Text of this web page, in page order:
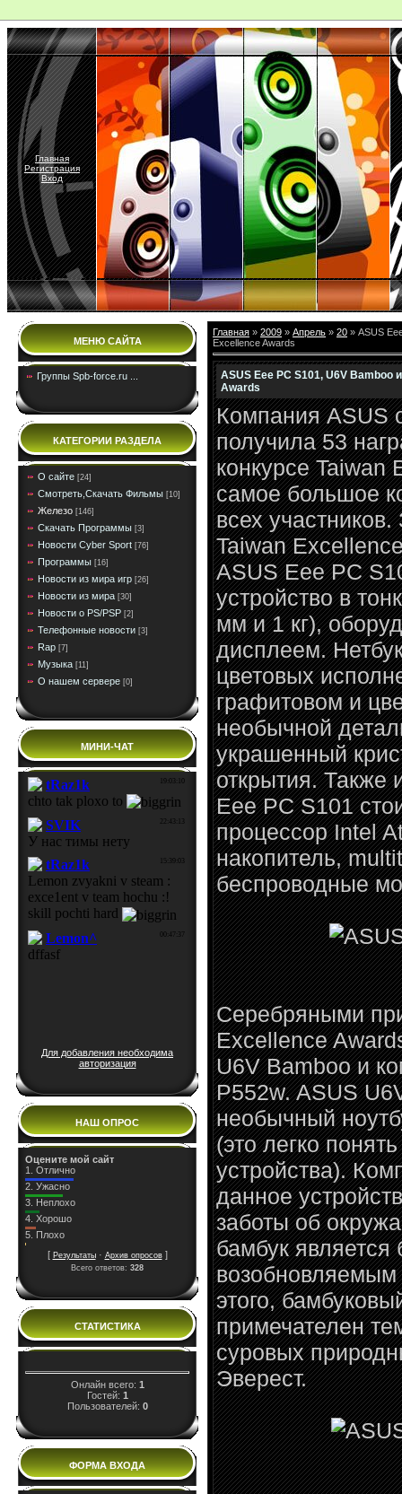
Главная
Регистрация
Вход
МЕНЮ САЙТА
Группы Spb-force.ru ...
КАТЕГОРИИ РАЗДЕЛА
О сайте [24]
Смотреть,Скачать Фильмы [10]
Железо [146]
Скачать Программы [3]
Новости Cyber Sport [76]
Программы [16]
Новости из мира игр [26]
Новости из мира [30]
Новости о PS/PSP [2]
Телефонные новости [3]
Rap [7]
Музыка [11]
О нашем сервере [0]
МИНИ-ЧАТ
Для добавления необходима
авторизация
НАШ ОПРОС
Оцените мой сайт
1. Отлично
2. Ужасно
3. Неплохо
4. Хорошо
5. Плохо
[ Результаты· Архив опросов]
Всего ответов: 328
СТАТИСТИКА
Онлайн всего: 1
Гостей: 1
Пользователей: 0
ФОРМА ВХОДА
Главная » 2009 » Апрель » 20 » ASUS
Excellence Awards
ASUS Eee PC S101, U6V Bamboo
Awards
Компания ASUS
получила 53
конкурсе Taiwan
самое большое
всех
Taiwan
ASUS Eee PC
устройство в
мм и 1 кг),
дисплеем.
цветовых
графитовом и
необычной
украшенный
открытия. Также
Eee PC S101
процессор Intel
накопитель,
беспроводные
Серебряными
Excellence
U6V Bamboo и
P552w. ASUS
необычный
(это легко
устройства).
данное
заботы об
бамбук
этого,
примечателен
суровых
Эверест.